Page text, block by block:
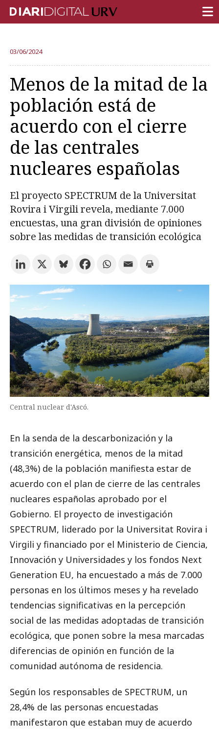
INVESTIGACIÓN
DOCENCIA
INSTITUCIÓN
VIDA EN EL CAMPUS
COMUNIDAD URV
REPORTAJES
Suscríbete a los boletines electrónicos de la URV Agenda
ESPAÑOL CATALÀ ENGLISH
03/06/2024
Menos de la mitad de la
población está de
acuerdo con el cierre
de las centrales
nucleares españolas
El proyecto SPECTRUM de la Universitat
Rovira i Virgili revela, mediante 7.000
encuestas, una gran división de opiniones
sobre las medidas de transición ecológica
Central nuclear d'Ascó.
En la senda de la descarbonización y la
transición energética, menos de la mitad
(48,3%) de la población manifiesta estar de
acuerdo con el plan de cierre de las centrales
nucleares españolas aprobado por el
Gobierno. El proyecto de investigación
SPECTRUM, liderado por la Universitat Rovira i
Virgili y financiado por el Ministerio de Ciencia,
Innovación y Universidades y los fondos Next
Generation EU, ha encuestado a más de 7.000
personas en los últimos meses y ha revelado
tendencias significativas en la percepción
social de las medidas adoptadas de transición
ecológica, que ponen sobre la mesa marcadas
diferencias de opinión en función de la
comunidad autónoma de residencia.
Según los responsables de SPECTRUM, un
28,4% de las personas encuestadas
manifestaron que estaban muy de acuerdo